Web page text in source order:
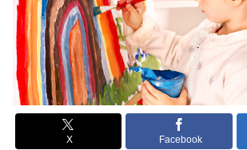
X Facebook